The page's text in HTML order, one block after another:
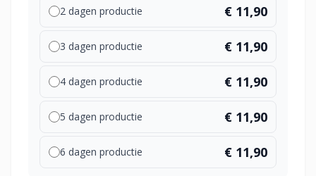
2 dagen productie € 11,90
3 dagen productie € 11,90
4 dagen productie € 11,90
5 dagen productie € 11,90
6 dagen productie € 11,90